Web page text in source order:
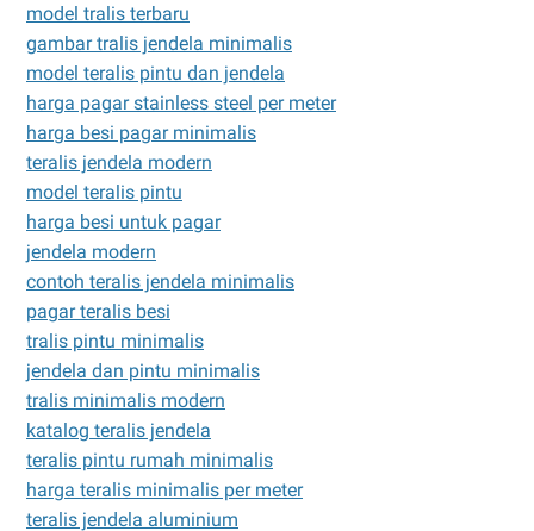
model tralis terbaru
gambar tralis jendela minimalis
model teralis pintu dan jendela
harga pagar stainless steel per meter
harga besi pagar minimalis
teralis jendela modern
model teralis pintu
harga besi untuk pagar
jendela modern
contoh teralis jendela minimalis
pagar teralis besi
tralis pintu minimalis
jendela dan pintu minimalis
tralis minimalis modern
katalog teralis jendela
teralis pintu rumah minimalis
harga teralis minimalis per meter
teralis jendela aluminium